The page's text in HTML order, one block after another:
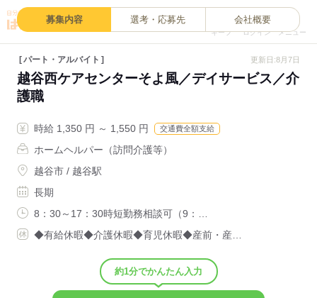
キープ ログイン メニュー
募集内容 選考・応募先 会社概要
パート・アルバイト 更新日:8月7日
越谷西ケアセンターそよ風／デイサービス／介
護職
時給 1,350 円 ～ 1,550 円 交通費全額支給
ホームヘルパー（訪問介護等）
越谷市 / 越谷駅
長期
8：30～17：30時短勤務相談可（9：…
◆有給休暇◆介護休暇◆育児休暇◆産前・産…
約1分でかんたん入力